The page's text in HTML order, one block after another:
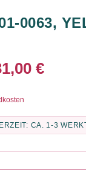
0063,
€
CA. 1-3